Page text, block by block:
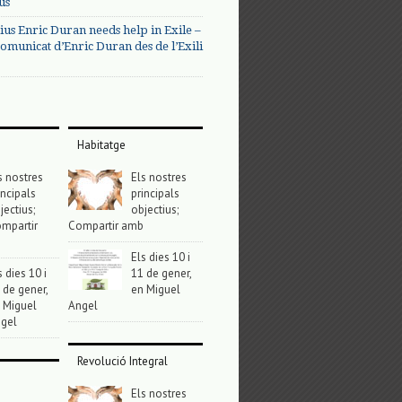
Enric Duran needs help in Exile –
d’Enric Duran des de l’Exili
nostres
dies 10 i
gener,
Miguel
Habitatge
Els nostres
principals
objectius;
Compartir amb
Els dies 10 i
11 de gener,
en Miguel
Angel
Revolució Integral
Els nostres